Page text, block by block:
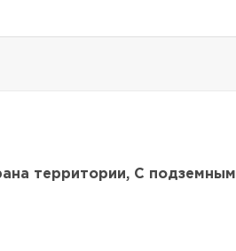
территории, С подземным